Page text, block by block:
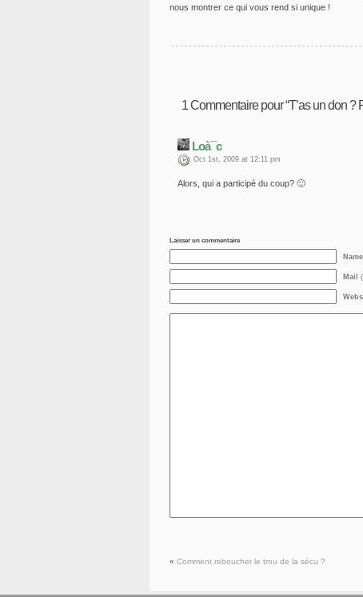
nous montrer ce qui vous rend si unique !
1Commentaire pour “T’as un don ?
Loà¯c
Oct 1st, 2009 at 12:11 pm
Alors, qui a participé du coup? 🙂
Laisser un commentaire
Name
Mail
« Comment reboucher le trou de la sécu ?